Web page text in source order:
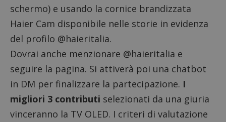
schermo) e usando la cornice brandizzata
Haier Cam disponibile nelle storie in evidenza
del profilo @haieritalia.
Dovrai anche menzionare @haieritalia e
seguire la pagina. Si attiverà poi una chatbot
in DM per finalizzare la partecipazione. I
migliori 3 contributi selezionati da una giuria
vinceranno la TV OLED. I criteri di valutazione